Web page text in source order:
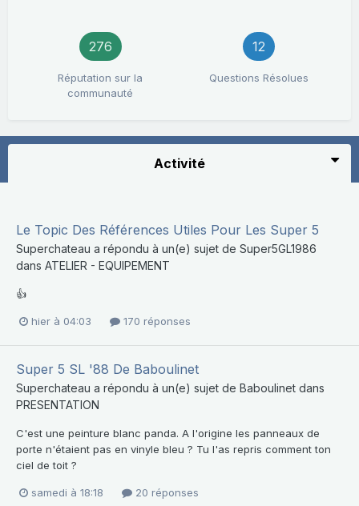
276
Réputation sur la
communauté
12
Questions Résolues
Activité
Le Topic Des Références Utiles Pour Les Super 5
Superchateau a répondu à un(e) sujet de Super5GL1986
dans ATELIER - EQUIPEMENT
👍
hier à 04:03 170 réponses
Super 5 SL '88 De Baboulinet
Superchateau a répondu à un(e) sujet de Baboulinet dans
PRESENTATION
C'est une peinture blanc panda. A l'origine les panneaux de
porte n'étaient pas en vinyle bleu ? Tu l'as repris comment ton
ciel de toit ?
samedi à 18:18 20 réponses